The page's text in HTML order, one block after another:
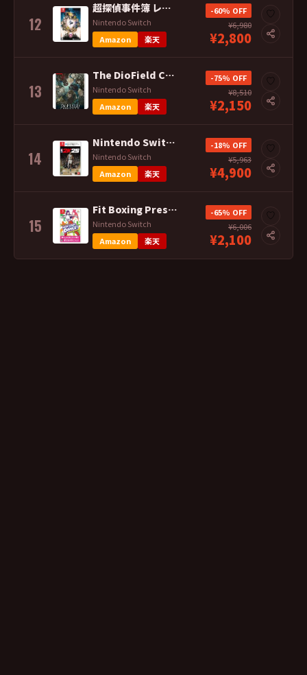
12
超探偵事件簿 レインコード Switch ※セール品のため、返品及び製品保証の対
Nintendo Switch
Amazon
楽天
-60% OFF
¥6,980
¥2,800
♡
13
The DioField Chronicle Switch ソフト※セール品のた
Nintendo Switch
Amazon
楽天
-75% OFF
¥8,510
¥2,150
♡
14
Nintendo Switch NBA 2K25 ※セール品のため、返品及び製品
Nintendo Switch
Amazon
楽天
-18% OFF
¥5,963
¥4,900
♡
15
Fit Boxing Presents HOP！ STEP！ DANCE！ Sw
Nintendo Switch
Amazon
楽天
-65% OFF
¥6,006
¥2,100
♡